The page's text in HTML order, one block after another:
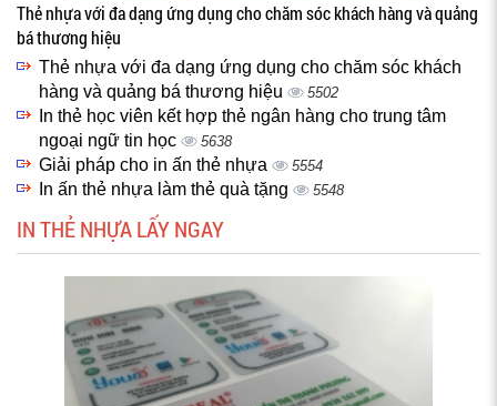
Thẻ nhựa với đa dạng ứng dụng cho chăm sóc khách hàng và quảng
bá thương hiệu
Thẻ nhựa với đa dạng ứng dụng cho chăm sóc khách
hàng và quảng bá thương hiệu
5502
In thẻ học viên kết hợp thẻ ngân hàng cho trung tâm
ngoại ngữ tin học
5638
Giải pháp cho in ấn thẻ nhựa 5554
In ấn thẻ nhựa làm thẻ quà tặng 5548
IN THẺ NHỰA LẤY NGAY